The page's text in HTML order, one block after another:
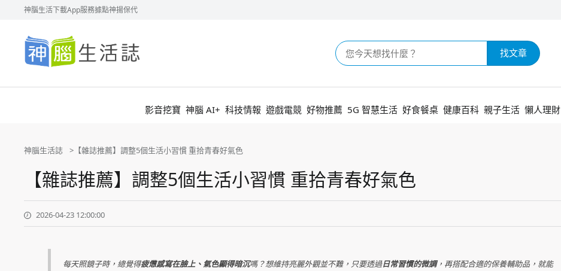
神腦生活下載App服務據點神揚保代
神
腦
生
活
找文章
影音挖寶 神腦 AI+ 科技情報 遊戲電競 好物推薦 5G 智慧生活 好食餐桌 健康百科 親子生活 懶人理財
神腦生活誌 【雜誌推薦】調整5個生活小習慣 重拾青春好氣色
【雜誌推薦】調整5個生活小習慣 重拾青春好氣色
2026-04-23 12:00:00
每天照鏡子時，總覺得疲憊感寫在臉上、氣色顯得暗沉嗎？想維持亮麗外觀並不難，只要透過日常習慣的微調，再搭配合適的保養輔助品，就能